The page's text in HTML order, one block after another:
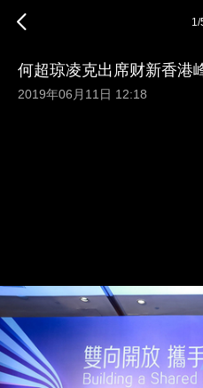
1/
何超琼凌克出席财新香港
2019年06月11日 12:18